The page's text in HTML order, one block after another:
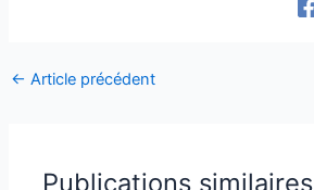
← Article précédent
Publications similaires